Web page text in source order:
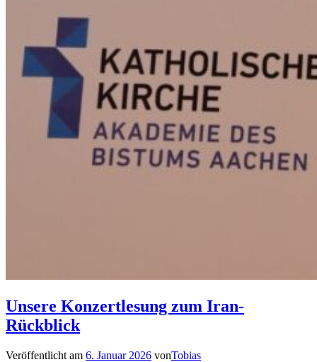
Unsere Konzertlesung zum Iran-
Rückblick
Veröffentlicht am 6. Januar 2026 vonTobias